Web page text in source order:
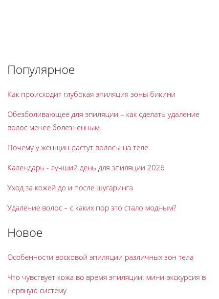
Популярное
Как происходит глубокая эпиляция зоны бикини
Обезболивающее для эпиляции – как сделать удаление
волос менее болезненным
Почему у женщин растут волосы на теле
Календарь - лучший день для эпиляции 2026
Уход за кожей до и после шугаринга
Удаление волос – с каких пор это стало модным?
Новое
Особенности восковой эпиляции различных зон тела
Что чувствует кожа во время эпиляции: мини-экскурсия в
нервную систему